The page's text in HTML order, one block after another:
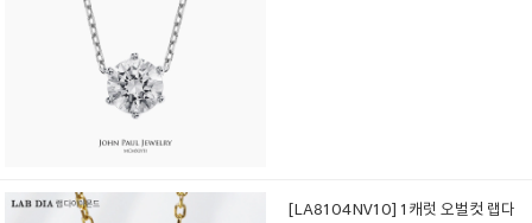
[LA8104NV10] 1캐럿 오벌컷 랩다